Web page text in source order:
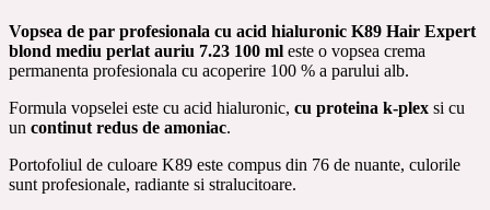
7.23
100
ml
Vopsea de par profesionala cu acid hialuronic K89 Hair Expert
blond mediu perlat auriu 7.23 100 ml este o vopsea crema
permanenta profesionala cu acoperire 100 % a parului alb.
Formula vopselei este cu acid hialuronic, cu proteina k-plex si cu
un continut redus de amoniac.
Portofoliul de culoare K89 este compus din 76 de nuante, culorile
sunt profesionale, radiante si stralucitoare.